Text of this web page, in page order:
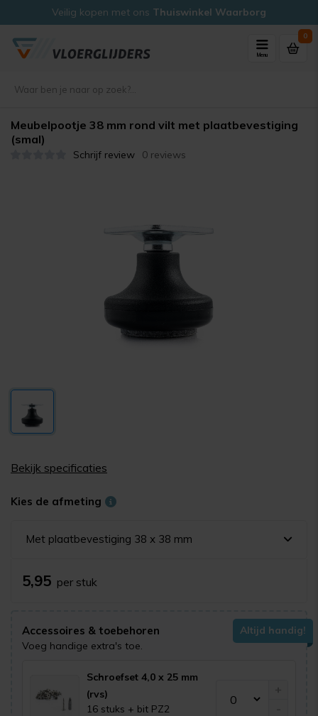
Veilig kopen met ons Thuiswinkel Waarborg
Menu
0
Meubelpootje 38 mm rond vilt met plaatbevestiging
(smal)
Schrijf review 0 reviews
Bekijk specificaties
Kies de afmeting
Met plaatbevestiging 38 x 38 mm
5,95 per stuk
Altijd handig!
Accessoires & toebehoren
Voeg handige extra's toe.
Schroefset 4,0 x 25 mm
(rvs)
16 stuks + bit PZ2